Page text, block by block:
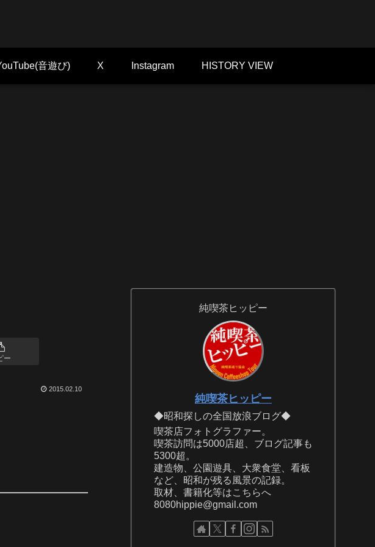
音遊び) X Instagram HISTORY VIEW
ー
2015.02.10
純喫茶ヒッピー
純喫茶ヒッピー
◆昭和探しの全国放浪ブログ◆
喫茶店フォトグラファー。
喫茶訪問は5000店超、ブログ記事も
5300超。
建造物、公園遊具、大衆食堂、看板
など、昭和が残る風景の記録。
取材、書籍化等はこちらへ
8080hippie@gmail.com